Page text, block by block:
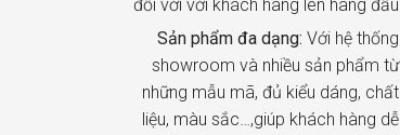
đối với với khách hàng lên hàng đầu
Sản phẩm đa dạng: Với hệ thống
showroom và nhiều sản phẩm từ
những mẫu mã, đủ kiểu dáng, chất
liệu, màu sắc…,giúp khách hàng dễ